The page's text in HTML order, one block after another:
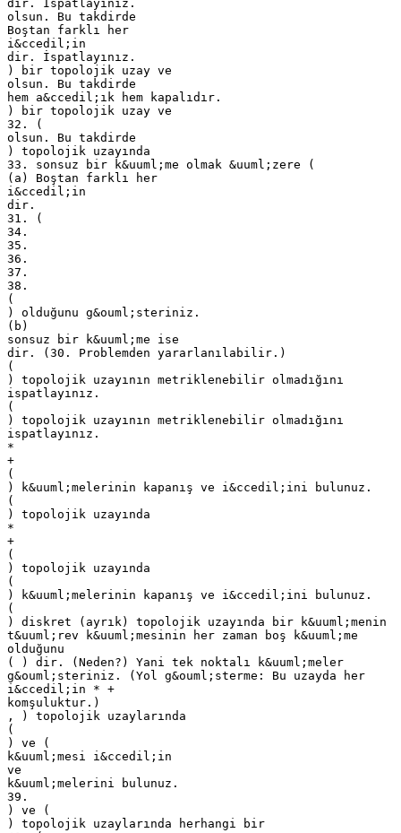
dir. İspatlayınız.
olsun. Bu takdirde
Boştan farklı her
i&ccedil;in
dir. İspatlayınız.
) bir topolojik uzay ve
olsun. Bu takdirde
hem a&ccedil;ık hem kapalıdır.
) bir topolojik uzay ve
32. (
olsun. Bu takdirde
) topolojik uzayında
33. sonsuz bir k&uuml;me olmak &uuml;zere (
(a) Boştan farklı her
i&ccedil;in
dir.
31. (
34.
35.
36.
37.
38.
(
) olduğunu g&ouml;steriniz.
(b)
sonsuz bir k&uuml;me ise
dir. (30. Problemden yararlanılabilir.)
(
) topolojik uzayının metriklenebilir olmadığını
ispatlayınız.
(
) topolojik uzayının metriklenebilir olmadığını
ispatlayınız.
*
+
(
) k&uuml;melerinin kapanış ve i&ccedil;ini bulunuz.
(
) topolojik uzayında
*
+
(
) topolojik uzayında
(
) k&uuml;melerinin kapanış ve i&ccedil;ini bulunuz.
(
) diskret (ayrık) topolojik uzayında bir k&uuml;menin
t&uuml;rev k&uuml;mesinin her zaman boş k&uuml;me
olduğunu
( ) dir. (Neden?) Yani tek noktalı k&uuml;meler
g&ouml;steriniz. (Yol g&ouml;sterme: Bu uzayda her
i&ccedil;in * +
komşuluktur.)
, ) topolojik uzaylarında
(
) ve (
k&uuml;mesi i&ccedil;in
ve
k&uuml;melerini bulunuz.
39.
) ve (
) topolojik uzaylarında herhangi bir